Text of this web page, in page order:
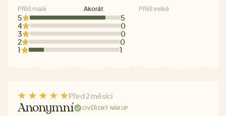
5
5
4
0
3
0
2
0
1
1
Příliš malé Akorát Příliš velké
Před 2 měsíci
Anonymní OVĚŘENÝ NÁKUP